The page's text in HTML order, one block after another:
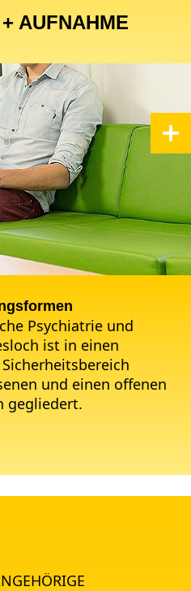
AUFNAHME
Psychiatrie und
ist in einen
und einen offenen
gegliedert.